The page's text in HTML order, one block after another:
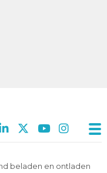
beladen en ontladen